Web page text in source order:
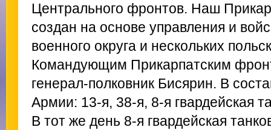
Центрального фронтов. Наш
создан на основе управления и
военного округа и нескольких
Командующим Прикарпатским
генерал-полковник Бисярин. В
Армии: 13-я, 38-я, 8-я гвардейская
В тот же день 8-я гвардейская